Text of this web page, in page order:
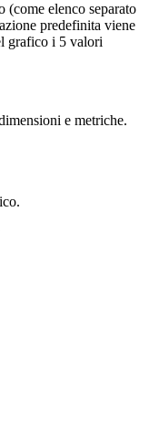
elenco separato
predefinita viene
grafico i 5 valori
e metriche.